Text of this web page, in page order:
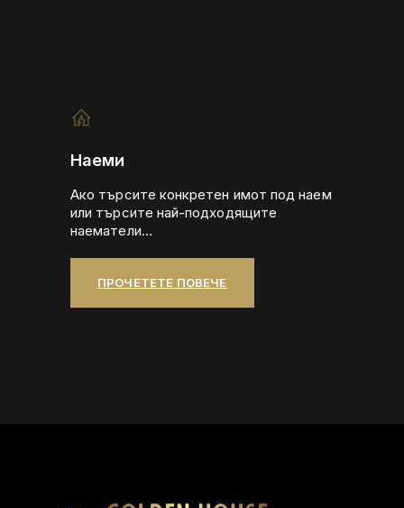
Наеми
Ако търсите конкретен имот под наем
или търсите най-подходящите
наематели...
ПРОЧЕТЕТЕ ПОВЕЧЕ